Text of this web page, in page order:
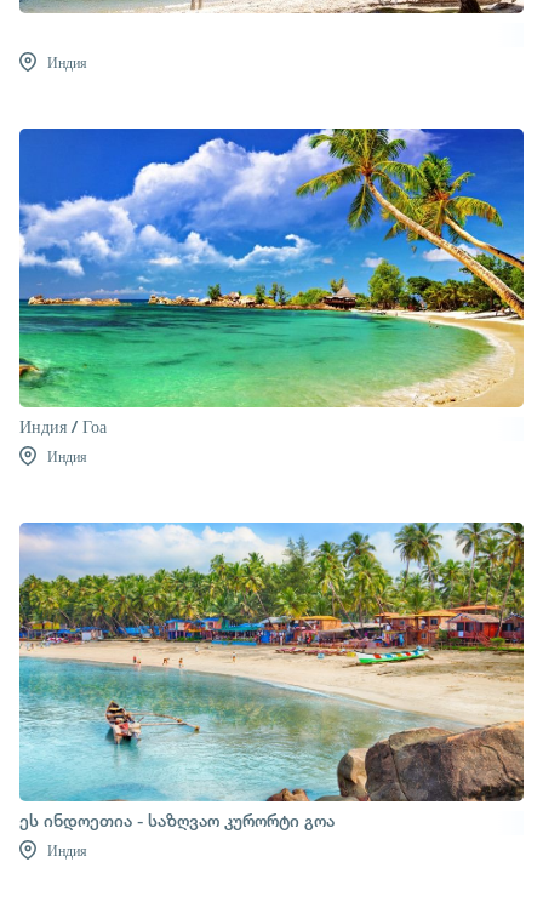
Индия
Индия / Гоа
Индия
ეს ინდოეთია - საზღვაო კურორტი გოა
Индия